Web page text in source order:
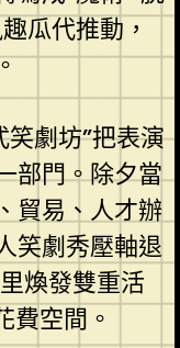
瓜代推動，
劇坊”把表演
部門。除夕當
貿易、人才辦
笑劇秀壓軸退
煥發雙重活
空間。